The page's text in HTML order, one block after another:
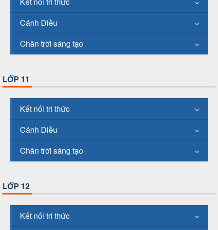
Cánh Diều
Chân trời sáng tạo
LỚP 11
Kết nối tri thức
Cánh Diều
Chân trời sáng tạo
LỚP 12
Kết nối tri thức